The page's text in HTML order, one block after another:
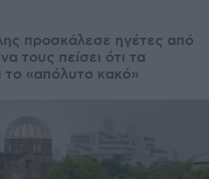
προσκάλεσε ηγέτες από
τους πείσει ότι τα
το «απόλυτο κακό»